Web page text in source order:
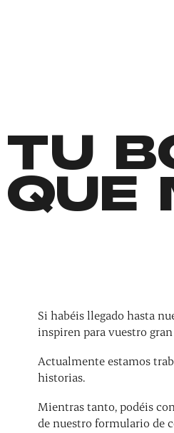
TU
QUE
Si habéis llegado hasta
inspiren para vuestro
Actualmente estamos
historias.
Mientras tanto, podéis
de nuestro formulario de